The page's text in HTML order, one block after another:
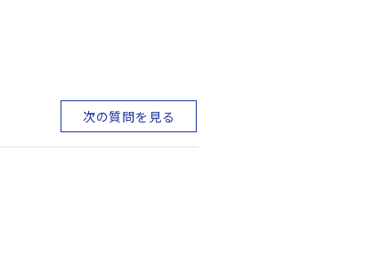
次の質問を見る